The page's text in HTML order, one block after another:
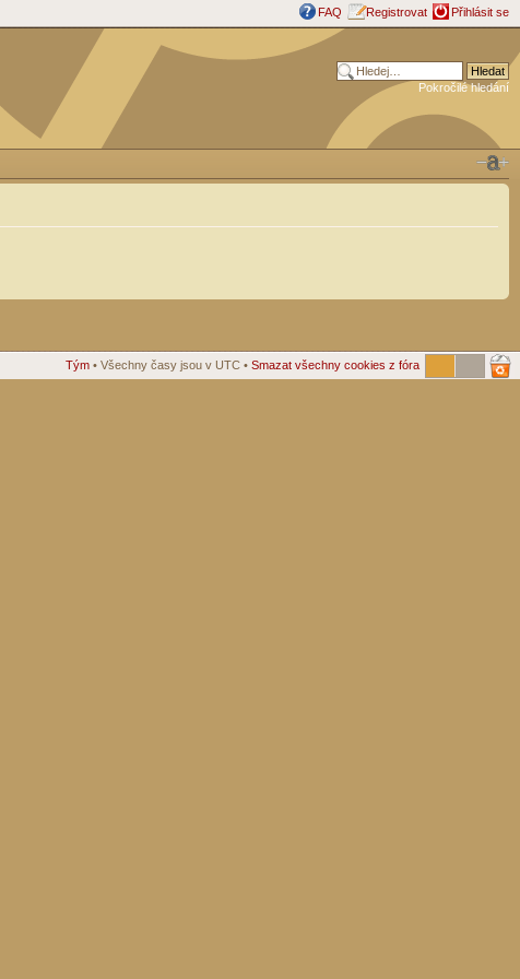
FAQ Registrovat Přihlásit se
Pokročilé hledání
Tým • Všechny časy jsou v UTC • Smazat všechny cookies z fóra